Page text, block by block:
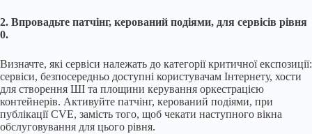
2. Впровадьте патчінг, керований подіями, для сервісів рівня
0.
Визначте, які сервіси належать до категорії критичної експозиції:
сервіси, безпосередньо доступні користувачам Інтернету, хости
для створення ШІ та площини керування оркестрацією
контейнерів. Активуйте патчінг, керований подіями, при
публікації CVE, замість того, щоб чекати наступного вікна
обслуговування для цього рівня.